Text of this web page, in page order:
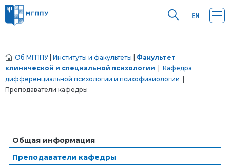
Об МГППУ Институты и факультеты
Факультет
клинической и специальной психологии
Кафедра
дифференциальной психологии и психофизиологии
Преподаватели кафедры
Общая информация
Преподаватели кафедры